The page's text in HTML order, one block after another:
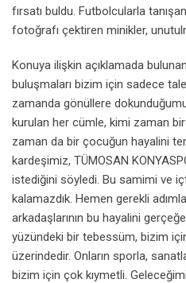
fırsatı buldu. Futbolcularla
fotoğrafı çektiren minikler,
Konuya ilişkin açıklamada
buluşmaları bizim için sadece
zamanda gönüllere
kurulan her cümle, kimi zaman bir
zaman da bir çocuğun hayalini
kardeşimiz, TÜMOSAN
istediğini söyledi. Bu samimi ve
kalamazdık. Hemen gerekli
arkadaşlarının bu hayalini
yüzündeki bir tebessüm, bizim
üzerindedir. Onların sporla,
bizim için çok kıymetli.